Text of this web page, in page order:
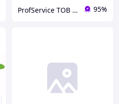
ProfService ТОВ "Професійний сервіс" 95%